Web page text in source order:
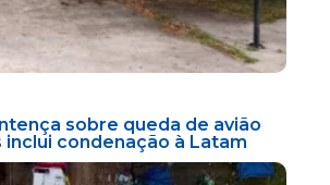
sobre queda de avião
inclui condenação à Latam